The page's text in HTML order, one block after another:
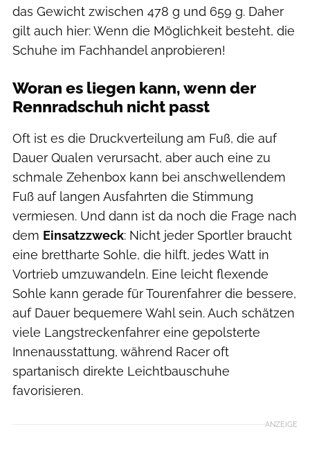
das Gewicht zwischen 478 g und 659 g. Daher
gilt auch hier: Wenn die Möglichkeit besteht, die
Schuhe im Fachhandel anprobieren!
Woran es liegen kann, wenn der
Rennradschuh nicht passt
Oft ist es die Druckverteilung am Fuß, die auf
Dauer Qualen verursacht, aber auch eine zu
schmale Zehenbox kann bei anschwellendem
Fuß auf langen Ausfahrten die Stimmung
vermiesen. Und dann ist da noch die Frage nach
dem Einsatzzweck: Nicht jeder Sportler braucht
eine brettharte Sohle, die hilft, jedes Watt in
Vortrieb umzuwandeln. Eine leicht flexende
Sohle kann gerade für Tourenfahrer die bessere,
auf Dauer bequemere Wahl sein. Auch schätzen
viele Langstreckenfahrer eine gepolsterte
Innenausstattung, während Racer oft
spartanisch direkte Leichtbauschuhe
favorisieren.
ANZEIGE